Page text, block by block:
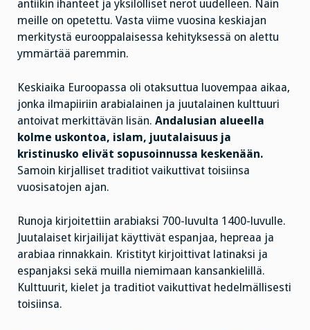
antiikin ihanteet ja yksilölliset nerot uudelleen. Näin
meille on opetettu. Vasta viime vuosina keskiajan
merkitystä eurooppalaisessa kehityksessä on alettu
ymmärtää paremmin.
Keskiaika Euroopassa oli otaksuttua luovempaa aikaa,
jonka ilmapiiriin arabialainen ja juutalainen kulttuuri
antoivat merkittävän lisän. Andalusian alueella
kolme uskontoa, islam, juutalaisuus ja
kristinusko elivät sopusoinnussa keskenään.
Samoin kirjalliset traditiot vaikuttivat toisiinsa
vuosisatojen ajan.
Runoja kirjoitettiin arabiaksi 700-luvulta 1400-luvulle.
Juutalaiset kirjailijat käyttivät espanjaa, hepreaa ja
arabiaa rinnakkain. Kristityt kirjoittivat latinaksi ja
espanjaksi sekä muilla niemimaan kansankielillä.
Kulttuurit, kielet ja traditiot vaikuttivat hedelmällisesti
toisiinsa.